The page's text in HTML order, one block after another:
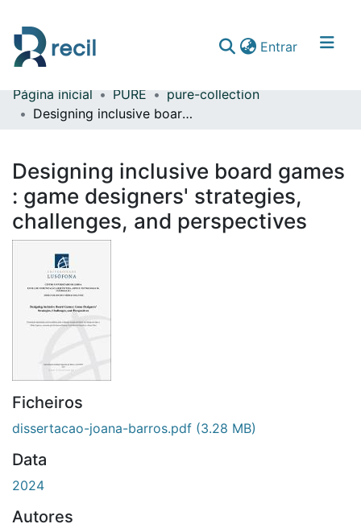
Entrar(current)
Comunidades & Coleções
Estatísticas
Página inicial PURE
pure-collection
Designing inclusive board games : game designers' strategies, challenges, and perspectives
Designing inclusive board games
: game designers' strategies,
challenges, and perspectives
Ficheiros
dissertacao-joana-barros.pdf (3.28 MB)
Data
2024
Autores